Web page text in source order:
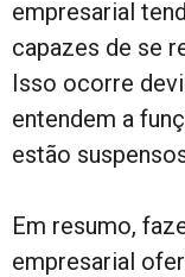
empresarial
capazes de se
Isso ocorre
entendem a
estão
Em resumo,
empresarial